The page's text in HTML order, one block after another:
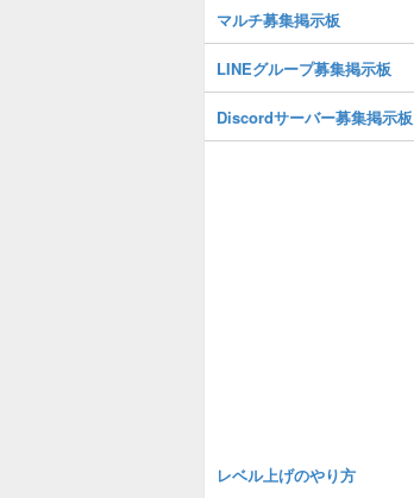
マルチ募集掲示板
LINEグループ募集掲示板
Discordサーバー募集掲示板
レベル上げのやり方